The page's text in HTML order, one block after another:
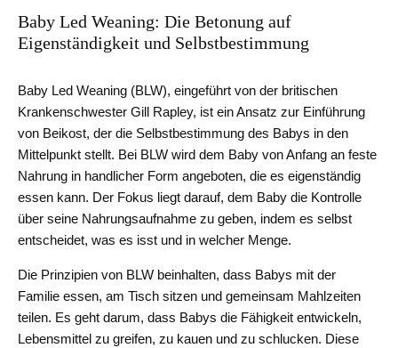
Baby Led Weaning: Die Betonung auf
Eigenständigkeit und Selbstbestimmung
Baby Led Weaning (BLW), eingeführt von der britischen
Krankenschwester Gill Rapley, ist ein Ansatz zur Einführung
von Beikost, der die Selbstbestimmung des Babys in den
Mittelpunkt stellt. Bei BLW wird dem Baby von Anfang an feste
Nahrung in handlicher Form angeboten, die es eigenständig
essen kann. Der Fokus liegt darauf, dem Baby die Kontrolle
über seine Nahrungsaufnahme zu geben, indem es selbst
entscheidet, was es isst und in welcher Menge.
Die Prinzipien von BLW beinhalten, dass Babys mit der
Familie essen, am Tisch sitzen und gemeinsam Mahlzeiten
teilen. Es geht darum, dass Babys die Fähigkeit entwickeln,
Lebensmittel zu greifen, zu kauen und zu schlucken. Diese